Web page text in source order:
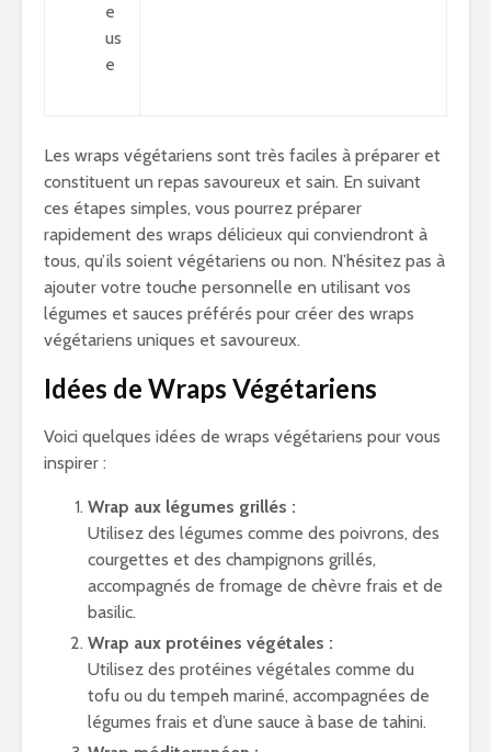
e
us
e
Les wraps végétariens sont très faciles à préparer et
constituent un repas savoureux et sain. En suivant
ces étapes simples, vous pourrez préparer
rapidement des wraps délicieux qui conviendront à
tous, qu’ils soient végétariens ou non. N’hésitez pas à
ajouter votre touche personnelle en utilisant vos
légumes et sauces préférés pour créer des wraps
végétariens uniques et savoureux.
Idées de Wraps Végétariens
Voici quelques idées de wraps végétariens pour vous
inspirer :
Wrap aux légumes grillés :
Utilisez des légumes comme des poivrons, des
courgettes et des champignons grillés,
accompagnés de fromage de chèvre frais et de
basilic.
Wrap aux protéines végétales :
Utilisez des protéines végétales comme du
tofu ou du tempeh mariné, accompagnées de
légumes frais et d’une sauce à base de tahini.